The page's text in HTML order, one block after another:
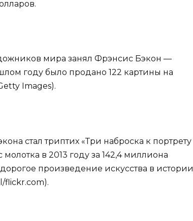
мира занял Фрэнсис Бэкон —
году было продано 122 картины на
Images).
стал триптих «Три наброска к портрету
в 2013 году за 142,4 миллиона
произведение искусства в истории
flickr.com).